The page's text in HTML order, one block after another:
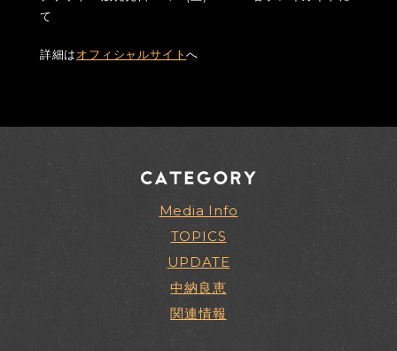
て
詳細はオフィシャルサイトへ
Media Info
TOPICS
UPDATE
中納良恵
関連情報